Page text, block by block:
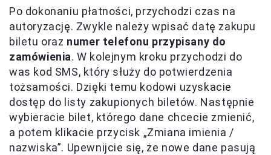
Po dokonaniu płatności, przychodzi czas na
autoryzację. Zwykle należy wpisać datę zakupu
biletu oraz numer telefonu przypisany do
zamówienia. W kolejnym kroku przychodzi do
was kod SMS, który służy do potwierdzenia
tożsamości. Dzięki temu kodowi uzyskacie
dostęp do listy zakupionych biletów. Następnie
wybieracie bilet, którego dane chcecie zmienić,
a potem klikacie przycisk „Zmiana imienia /
nazwiska”. Upewnijcie się, że nowe dane pasują